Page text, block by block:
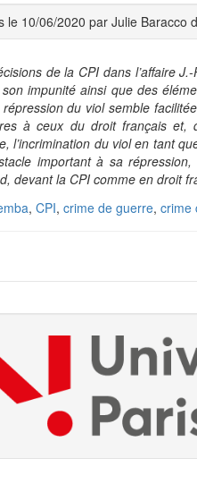
le 10/06/2020 par Julie Baracco
de la CPI dans l’affaire
impunité ainsi que des
du viol semble
à ceux du droit français et,
l’incrimination du viol en tant
important à sa
devant la CPI comme en droit
, CPI, crime de guerre, crime